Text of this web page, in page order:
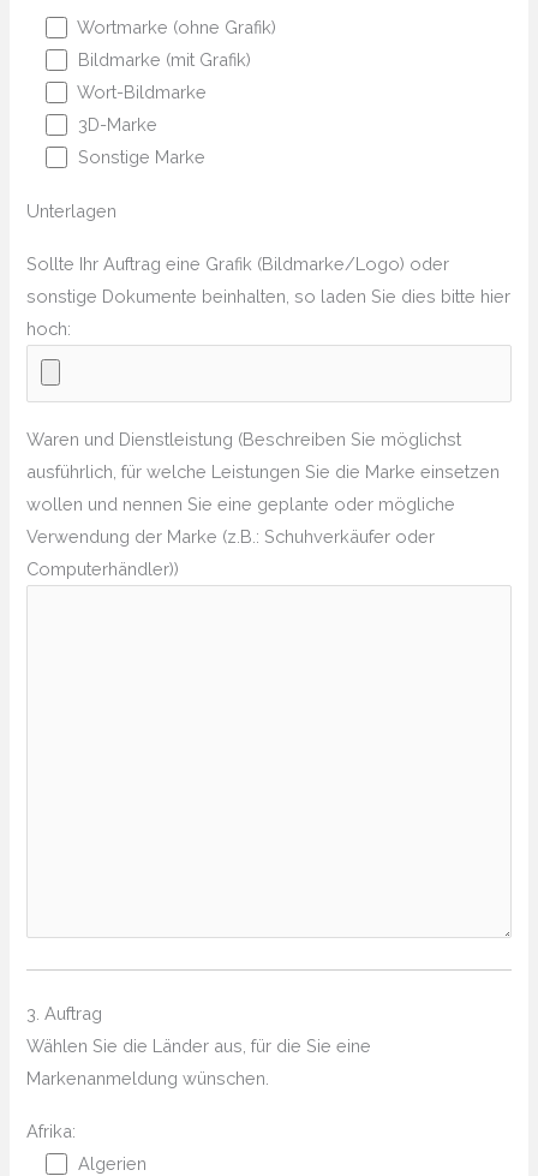
Wortmarke (ohne Grafik)
Bildmarke (mit Grafik)
Wort-Bildmarke
3D-Marke
Sonstige Marke
Unterlagen
Sollte Ihr Auftrag eine Grafik (Bildmarke/Logo) oder
sonstige Dokumente beinhalten, so laden Sie dies bitte hier
hoch:
Waren und Dienstleistung (Beschreiben Sie möglichst
ausführlich, für welche Leistungen Sie die Marke einsetzen
wollen und nennen Sie eine geplante oder mögliche
Verwendung der Marke (z.B.: Schuhverkäufer oder
Computerhändler))
3. Auftrag
Wählen Sie die Länder aus, für die Sie eine
Markenanmeldung wünschen.
Afrika:
Algerien